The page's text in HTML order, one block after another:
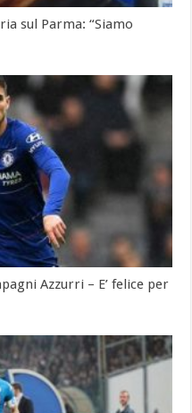
sul Parma: “Siamo
Azzurri – E’ felice per